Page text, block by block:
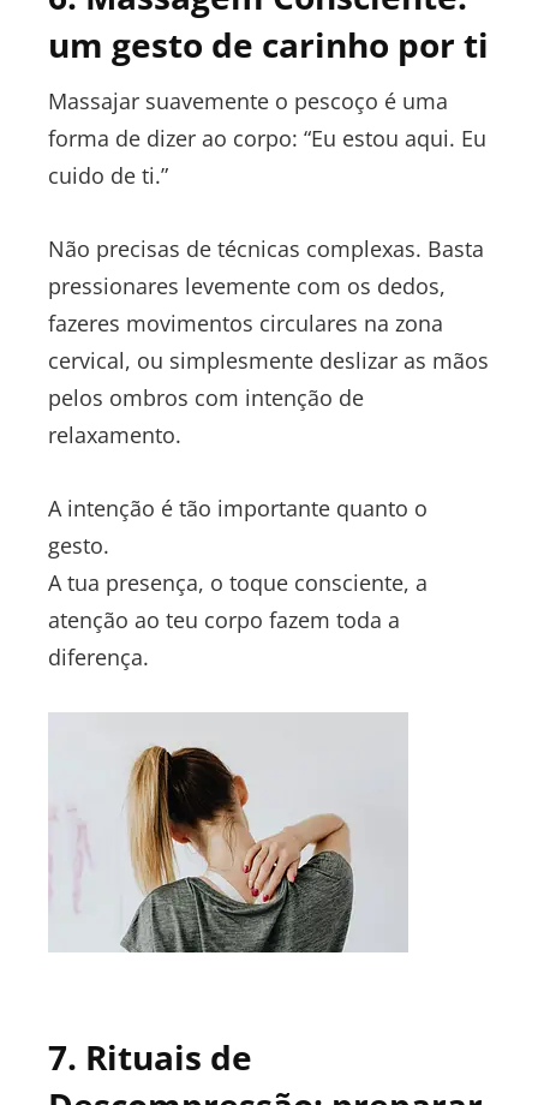
um gesto de carinho por ti
Massajar suavemente o pescoço é uma
forma de dizer ao corpo: “Eu estou aqui. Eu
cuido de ti.”
Não precisas de técnicas complexas. Basta
pressionares levemente com os dedos,
fazeres movimentos circulares na zona
cervical, ou simplesmente deslizar as mãos
pelos ombros com intenção de
relaxamento.
A intenção é tão importante quanto o
gesto.
A tua presença, o toque consciente, a
atenção ao teu corpo fazem toda a
diferença.
7. Rituais de